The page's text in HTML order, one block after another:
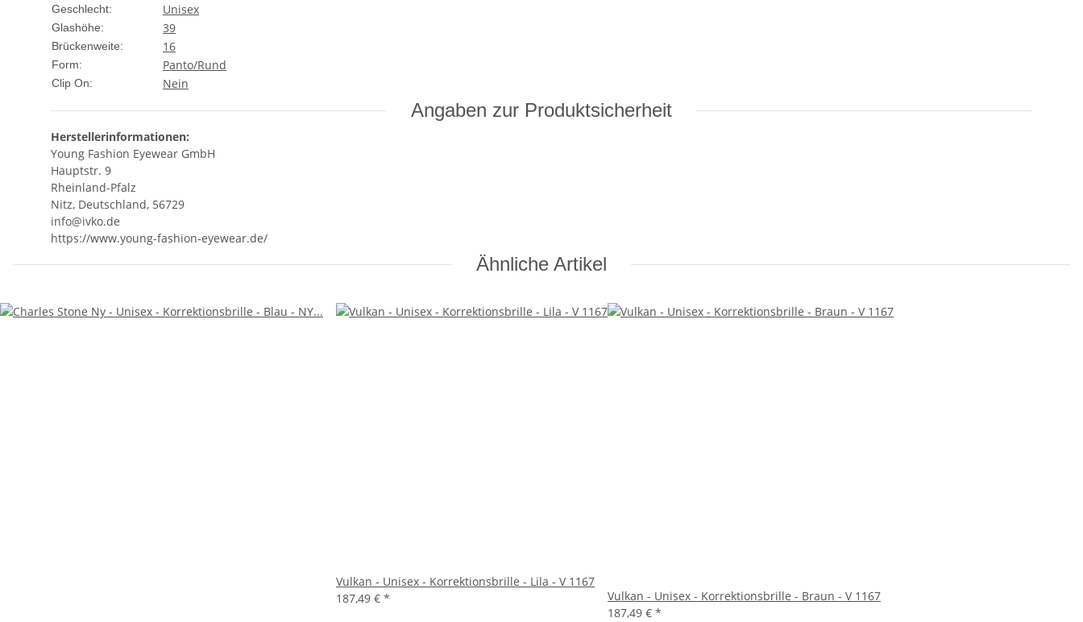
Geschlecht: Unisex
Glashöhe: 39
Brückenweite: 16
Form: Panto/Rund
Clip On: Nein
Angaben zur Produktsicherheit
Herstellerinformationen:
Young Fashion Eyewear GmbH
Hauptstr. 9
Rheinland-Pfalz
Nitz, Deutschland, 56729
info@ivko.de
https://www.young-fashion-eyewear.de/
Ähnliche Artikel
Vulkan - Unisex - Korrektionsbrille - Lila - V 1167
187,49 € *
Vulkan - Unisex - Korrektionsbrille - Braun - V 1167
187,49 € *